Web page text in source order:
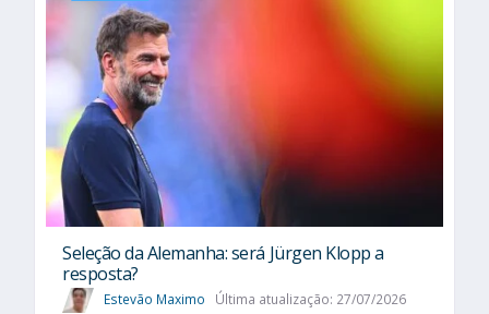
Seleção da Alemanha: será Jürgen Klopp a
resposta?
Estevão Maximo Última atualização: 27/07/2026